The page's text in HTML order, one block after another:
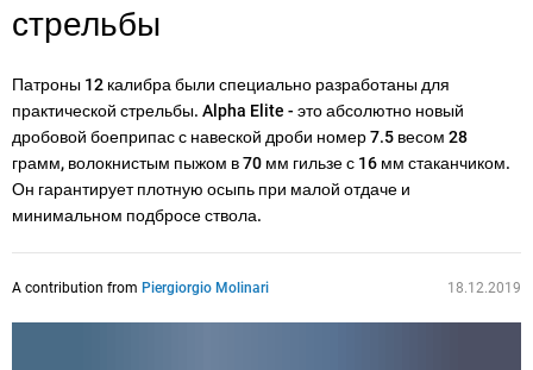
стрельбы
Патроны 12 калибра были специально разработаны для
практической стрельбы. Alpha Elite - это абсолютно новый
дробовой боеприпас с навеской дроби номер 7.5 весом 28
грамм, волокнистым пыжом в 70 мм гильзе с 16 мм стаканчиком.
Он гарантирует плотную осыпь при малой отдаче и
минимальном подбросе ствола.
A contribution from Piergiorgio Molinari 18.12.2019